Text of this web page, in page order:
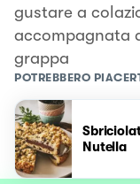
gustare a
accompagnata
grappa
POTREBBERO
Nutella